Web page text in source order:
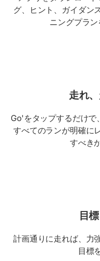
グ、ヒント、ガイダン
ニングプラン
走れ
Go'をタップするだけで
すべてのランが明確に
すべき
目
計画通りに走れば、力
目標